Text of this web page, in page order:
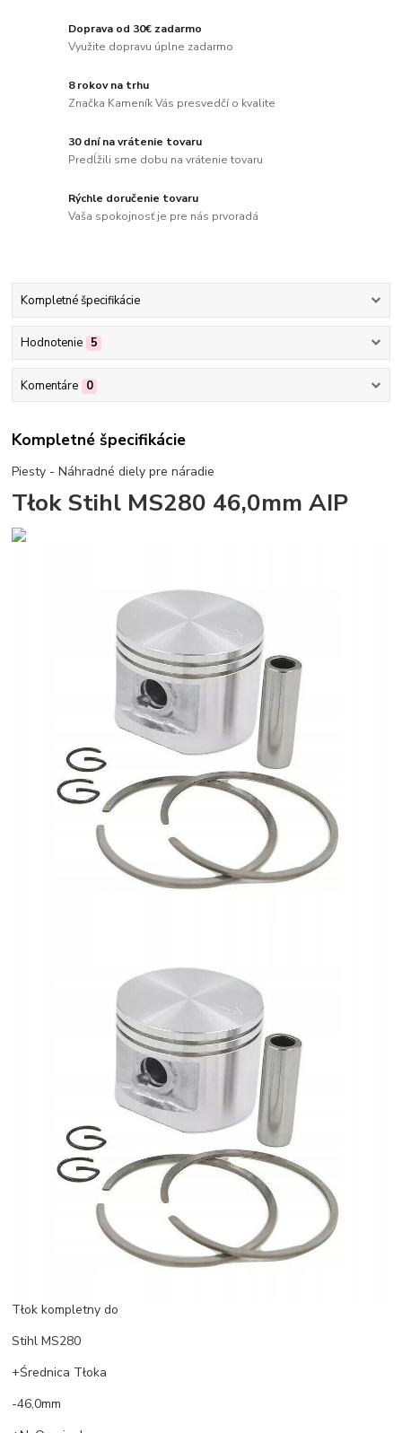
Doprava od 30€ zadarmo
Využite dopravu úplne zadarmo
8 rokov na trhu
Značka Kameník Vás presvedčí o kvalite
30 dní na vrátenie tovaru
Predĺžili sme dobu na vrátenie tovaru
Rýchle doručenie tovaru
Vaša spokojnosť je pre nás prvoradá
Kompletné špecifikácie
Hodnotenie 5
Komentáre 0
Kompletné špecifikácie
Piesty - Náhradné diely pre náradie
Tłok Stihl MS280 46,0mm AIP
Tłok kompletny do
Stihl MS280
+Średnica Tłoka
-46,0mm